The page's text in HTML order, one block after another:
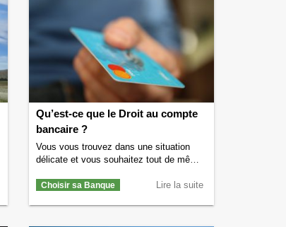
La loi pouvoir
Qu’est-ce que le Droit au compte
bancaire ?
Vous vous trouvez dans une situation
délicate et vous souhaitez tout de même
banques vous ont refusé cette ouverture
Lire la suite
Choisir sa Banque